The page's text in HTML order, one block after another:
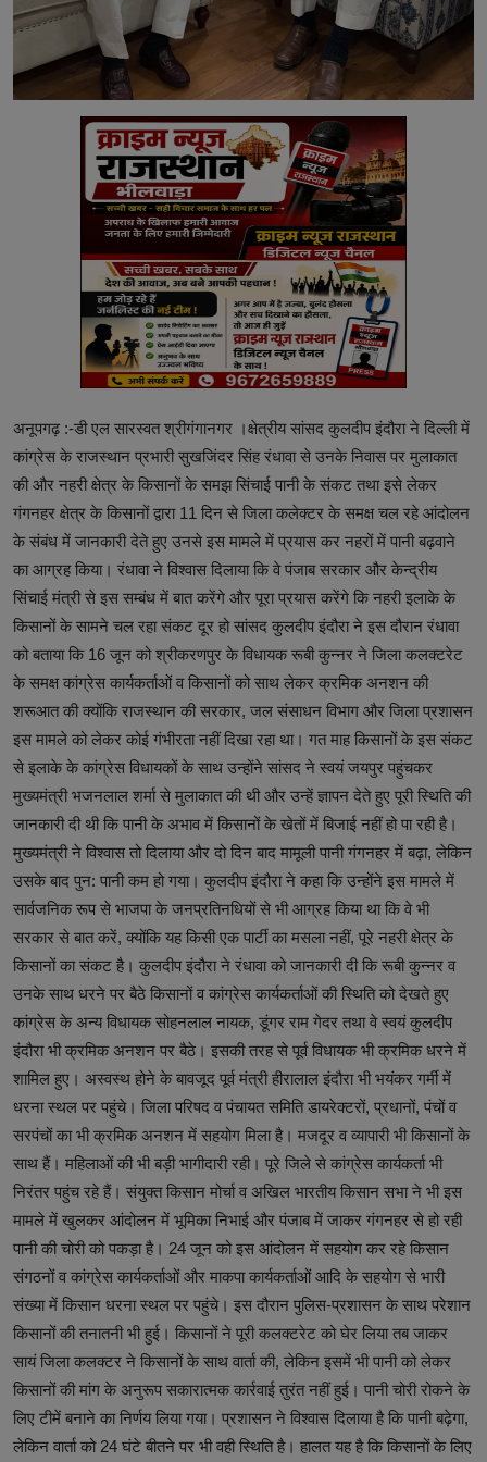
अनूपगढ़ :-डी एल सारस्वत श्रीगंगानगर ।क्षेत्रीय सांसद कुलदीप इंदौरा ने दिल्ली में
कांग्रेस के राजस्थान प्रभारी सुखजिंदर सिंह रंधावा से उनके निवास पर मुलाकात
की और नहरी क्षेत्र के किसानों के समझ सिंचाई पानी के संकट तथा इसे लेकर
गंगनहर क्षेत्र के किसानों द्वारा 11 दिन से जिला कलेक्टर के समक्ष चल रहे आंदोलन
के संबंध में जानकारी देते हुए उनसे इस मामले में प्रयास कर नहरों में पानी बढ़वाने
का आग्रह किया। रंधावा ने विश्वास दिलाया कि वे पंजाब सरकार और केन्द्रीय
सिंचाई मंत्री से इस सम्बंध में बात करेंगे और पूरा प्रयास करेंगे कि नहरी इलाके के
किसानों के सामने चल रहा संकट दूर हो सांसद कुलदीप इंदौरा ने इस दौरान रंधावा
को बताया कि 16 जून को श्रीकरणपुर के विधायक रूबी कुन्नर ने जिला कलक्टरेट
के समक्ष कांग्रेस कार्यकर्ताओं व किसानों को साथ लेकर क्रमिक अनशन की
शरूआत की क्योंकि राजस्थान की सरकार, जल संसाधन विभाग और जिला प्रशासन
इस मामले को लेकर कोई गंभीरता नहीं दिखा रहा था। गत माह किसानों के इस संकट
से इलाके के कांग्रेस विधायकों के साथ उन्होंने सांसद ने स्वयं जयपुर पहुंचकर
मुख्यमंत्री भजनलाल शर्मा से मुलाकात की थी और उन्हें ज्ञापन देते हुए पूरी स्थिति की
जानकारी दी थी कि पानी के अभाव में किसानों के खेतों में बिजाई नहीं हो पा रही है।
मुख्यमंत्री ने विश्वास तो दिलाया और दो दिन बाद मामूली पानी गंगनहर में बढ़ा, लेकिन
उसके बाद पुन: पानी कम हो गया। कुलदीप इंदौरा ने कहा कि उन्होंने इस मामले में
सार्वजनिक रूप से भाजपा के जनप्रतिनधियों से भी आग्रह किया था कि वे भी
सरकार से बात करें, क्योंकि यह किसी एक पार्टी का मसला नहीं, पूरे नहरी क्षेत्र के
किसानों का संकट है। कुलदीप इंदौरा ने रंधावा को जानकारी दी कि रूबी कुन्नर व
उनके साथ धरने पर बैठे किसानों व कांग्रेस कार्यकर्ताओं की स्थिति को देखते हुए
कांग्रेस के अन्य विधायक सोहनलाल नायक, डूंगर राम गेदर तथा वे स्वयं कुलदीप
इंदौरा भी क्रमिक अनशन पर बैठे। इसकी तरह से पूर्व विधायक भी क्रमिक धरने में
शामिल हुए। अस्वस्थ होने के बावजूद पूर्व मंत्री हीरालाल इंदौरा भी भयंकर गर्मी में
धरना स्थल पर पहुंचे। जिला परिषद व पंचायत समिति डायरेक्टरों, प्रधानों, पंचों व
सरपंचों का भी क्रमिक अनशन में सहयोग मिला है। मजदूर व व्यापारी भी किसानों के
साथ हैं। महिलाओं की भी बड़ी भागीदारी रही। पूरे जिले से कांग्रेस कार्यकर्ता भी
निरंतर पहुंच रहे हैं। संयुक्त किसान मोर्चा व अखिल भारतीय किसान सभा ने भी इस
मामले में खुलकर आंदोलन में भूमिका निभाई और पंजाब में जाकर गंगनहर से हो रही
पानी की चोरी को पकड़ा है। 24 जून को इस आंदोलन में सहयोग कर रहे किसान
संगठनों व कांग्रेस कार्यकर्ताओं और माकपा कार्यकर्ताओं आदि के सहयोग से भारी
संख्या में किसान धरना स्थल पर पहुंचे। इस दौरान पुलिस-प्रशासन के साथ परेशान
किसानों की तनातनी भी हुई। किसानों ने पूरी कलक्टरेट को घेर लिया तब जाकर
सायं जिला कलक्टर ने किसानों के साथ वार्ता की, लेकिन इसमें भी पानी को लेकर
किसानों की मांग के अनुरूप सकारात्मक कार्रवाई तुरंत नहीं हुई। पानी चोरी रोकने के
लिए टीमें बनाने का निर्णय लिया गया। प्रशासन ने विश्वास दिलाया है कि पानी बढ़ेगा,
लेकिन वार्ता को 24 घंटे बीतने पर भी वही स्थिति है। हालत यह है कि किसानों के लिए